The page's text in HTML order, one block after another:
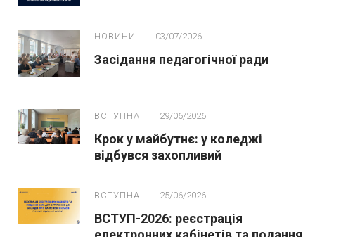
НОВИНИ 03/07/2026
Засідання педагогічної ради
ВСТУПНА 29/06/2026
Крок у майбутнє: у коледжі
відбувся захопливий
абітурієнтів
ВСТУПНА 25/06/2026
ВСТУП-2026: реєстрація